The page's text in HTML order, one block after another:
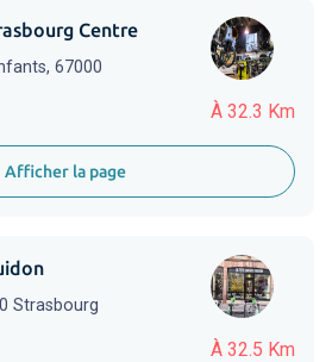
À 32.3 Km
Centre
67000
Afficher la page
À 32.5 Km
Strasbourg